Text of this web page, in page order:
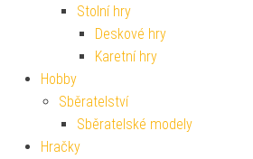
Stolní hry
Deskové hry
Karetní hry
Hobby
Sběratelství
Sběratelské modely
Hračky